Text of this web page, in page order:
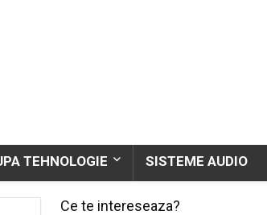
TEHNOLOGIE SISTEME AUDIO
Ce te intereseaza?